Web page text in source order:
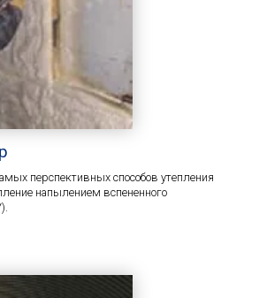
перспективных способов утепления
напылением вспененного